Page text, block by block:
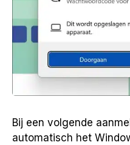
Bij een volgende
automatisch het